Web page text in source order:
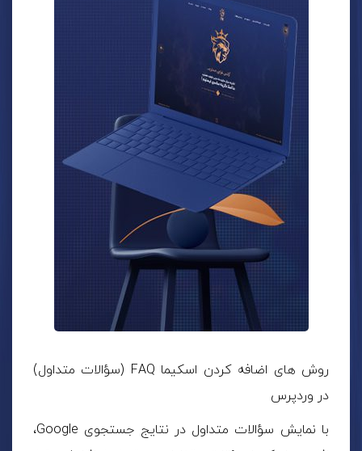
روش های اضافه کردن اسکیما FAQ (سؤالات متداول)
در وردپرس
با نمایش سؤالات متداول در نتایج جستجوی Google،